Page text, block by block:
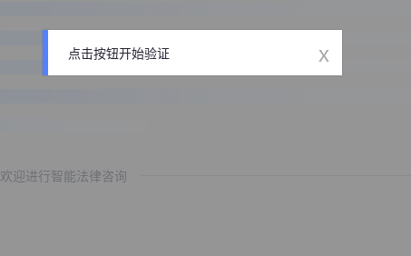
欢迎进行智能法律咨询
点击按钮开始验证 x